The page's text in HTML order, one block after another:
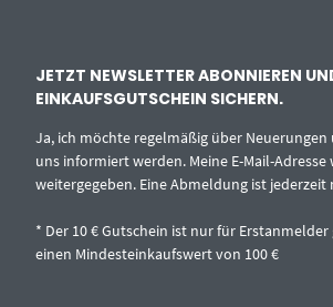
JETZT NEWSLETTER ABONNIEREN
EINKAUFSGUTSCHEIN SICHERN.
Ja, ich möchte regelmäßig über
uns informiert werden. Meine E-Mail-
weitergegeben. Eine Abmeldung ist jederzeit
* Der 10 € Gutschein ist nur für
einen Mindesteinkaufswert von 100 €